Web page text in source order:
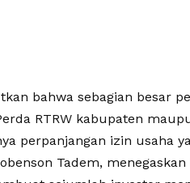
bahwa sebagian besar
RTRW kabupaten
perpanjangan izin usaha
Tadem,